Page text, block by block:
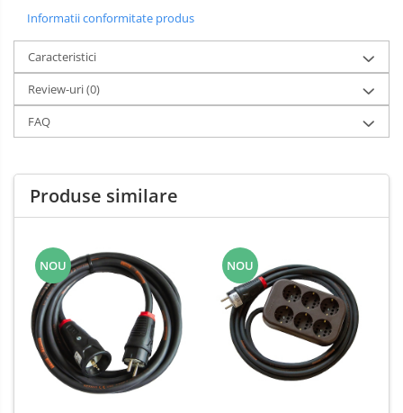
Informatii conformitate produs
Caracteristici
Review-uri(0)
FAQ
Produse similare
NOU NOU